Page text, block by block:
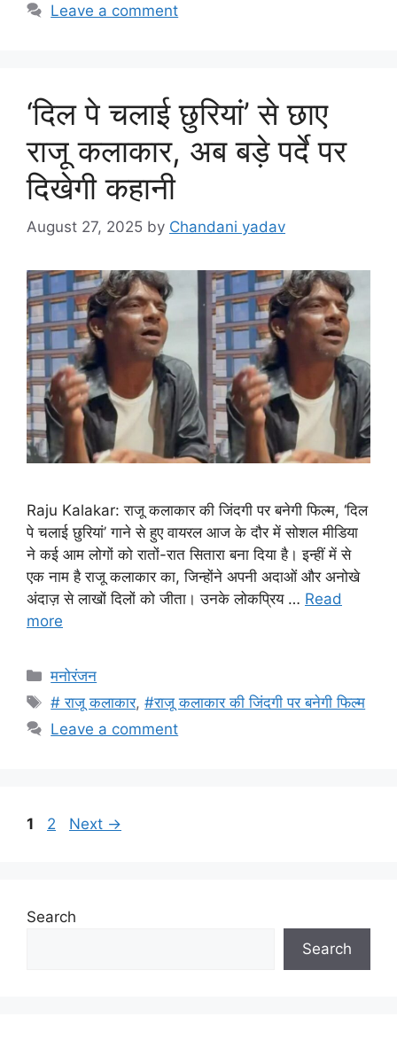
Leave a comment
‘दिल पे चलाई छुरियां’ से छाए
राजू कलाकार, अब बड़े पर्दे पर
दिखेगी कहानी
August 27, 2025 by Chandani yadav
Raju Kalakar: राजू कलाकार की जिंदगी पर बनेगी फिल्म, ‘दिल
पे चलाई छुरियां’ गाने से हुए वायरल आज के दौर में सोशल मीडिया
ने कई आम लोगों को रातों-रात सितारा बना दिया है। इन्हीं में से
एक नाम है राजू कलाकार का, जिन्होंने अपनी अदाओं और अनोखे
अंदाज़ से लाखों दिलों को जीता। उनके लोकप्रिय … Read
more
Categories
मनोरंजन
Tags
# राजू कलाकार,#राजू कलाकार की जिंदगी पर बनेगी फिल्म
Leave a comment
Page
1 Page
2 Next →
Search
Search